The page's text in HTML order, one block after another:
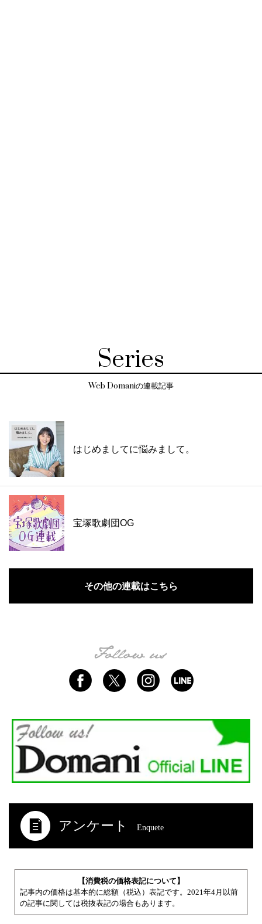
Series
Web Domaniの連載記事
はじめましてに悩みまして。
宝塚歌劇団OG
その他の連載はこちら
アンケート Enquete
【消費税の価格表記について】
記事内の価格は基本的に総額（税込）表記です。2021年4月以前
の記事に関しては税抜表記の場合もあります。